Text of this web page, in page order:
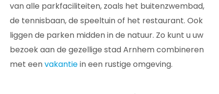
van alle parkfaciliteiten, zoals het buitenzwembad,
de tennisbaan, de speeltuin of het restaurant. Ook
liggen de parken midden in de natuur. Zo kunt u uw
bezoek aan de gezellige stad Arnhem combineren
met eenvakantiein een rustige omgeving.